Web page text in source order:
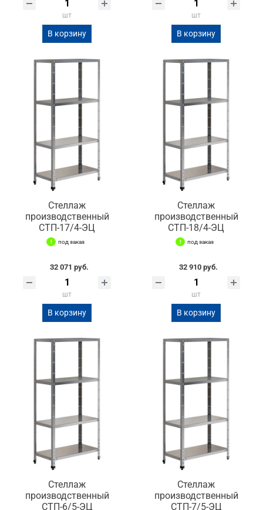
шт
В корзину
шт
В корзину
Стеллаж
производственный
СТП-17/4-ЭЦ
под заказ
32 071 руб.
шт
В корзину
Стеллаж
производственный
СТП-18/4-ЭЦ
под заказ
32 910 руб.
шт
В корзину
Стеллаж
производственный
СТП-6/5-ЭЦ
Стеллаж
производственный
СТП-7/5-ЭЦ